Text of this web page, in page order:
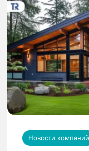
Новости компаний